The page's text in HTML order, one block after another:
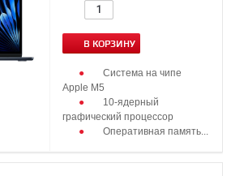
В КОРЗИНУ
Система на чипе
Apple M5
10‑ядерный
графический процессор
Оперативная память...